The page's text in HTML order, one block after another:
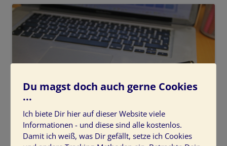
Du magst doch auch gerne Cookies
...
Ich biete Dir hier auf dieser Website viele
Informationen - und diese sind alle kostenlos.
Damit ich weiß, was Dir gefällt, setze ich Cookies